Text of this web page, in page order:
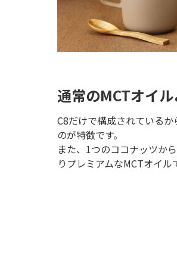
通常のMCTオイ
C8だけで構成されている
のが特徴です。
また、1つのココナッツか
りプレミアムなMCTオイル